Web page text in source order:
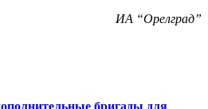
ИА “Орелград”
бригады для